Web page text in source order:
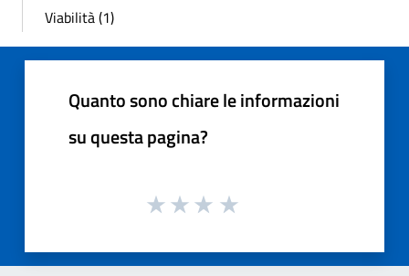
Viabilità (1)
Quanto sono chiare le informazioni
su questa pagina?